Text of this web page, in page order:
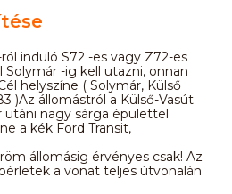
induló S72 -es vagy Z72-es
-ig kell utazni, onnan
helyszíne ( Solymár, Külső
)Az állomástról a Külső-Vasút
utáni nagy sárga épülettel
a kék Ford Transit,
állomásig érvényes csak! Az
a vonat teljes útvonalán